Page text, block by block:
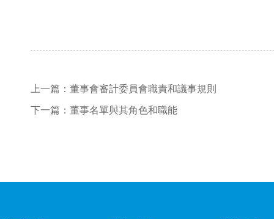
上一篇： 董事會審計委員會職責和議事規則
下一篇： 董事名單與其角色和職能